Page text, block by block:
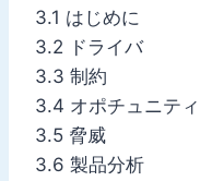
3.1 はじめに
3.2 ドライバ
3.3 制約
3.4 オポチュニティ
3.5 脅威
3.6 製品分析